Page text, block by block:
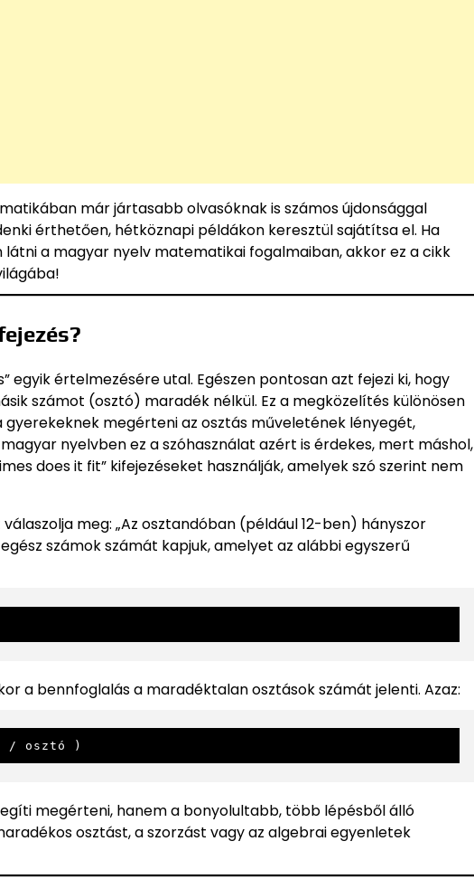
már jártasabb olvasóknak is számos újdonsággal
érthetően, hétköznapi példákon keresztül sajátítsa el. Ha
a magyar nyelv matematikai fogalmaiban, akkor ez a cikk
egyik értelmezésére utal. Egészen pontosan azt fejezi ki, hogy
számot (osztó) maradék nélkül. Ez a megközelítés különösen
megérteni az osztás műveletének lényegét,
nyelvben ez a szóhasználat azért is érdekes, mert máshol,
does it fit” kifejezéseket használják, amelyek szó szerint nem
meg: „Az osztandóban (például 12-ben) hányszor
számok számát kapjuk, amelyet az alábbi egyszerű
a bennfoglalás a maradéktalan osztások számát jelenti. Azaz:
/ osztó )
megérteni, hanem a bonyolultabb, több lépésből álló
osztást, a szorzást vagy az algebrai egyenletek